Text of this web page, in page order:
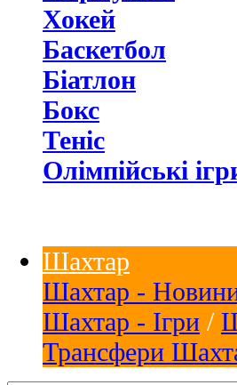
Хокей
Баскетбол
Біатлон
Бокс
Теніс
Олімпійські
Шахтар
Шахтар -
Шахтар - Ігри /
Трансфери